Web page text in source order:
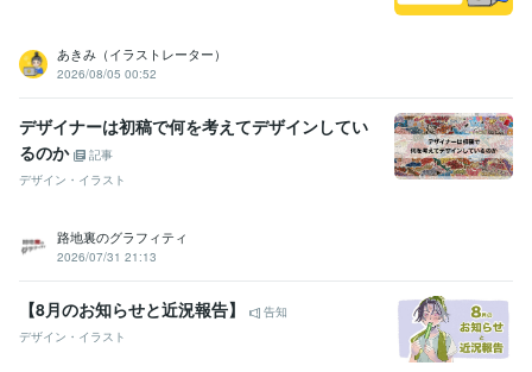
あきみ（イラストレーター）
2026/08/05 00:52
デザイナーは初稿で何を考えてデザインしてい
るのか
記事
デザイン・イラスト
路地裏のグラフィティ
2026/07/31 21:13
【8月のお知らせと近況報告】
告知
デザイン・イラスト